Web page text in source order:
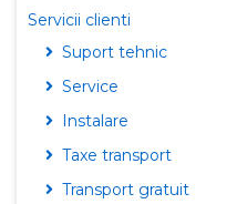
Servicii clienti
Suport tehnic
Service
Instalare
Taxe transport
Transport gratuit